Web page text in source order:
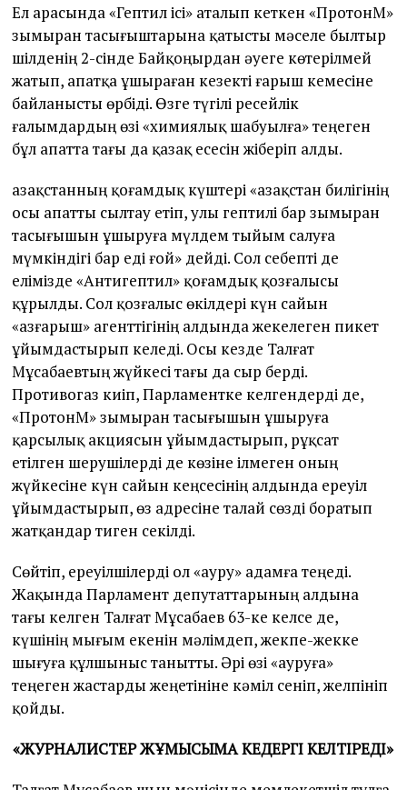
Ел арасында «Гептил ісі» аталып кеткен «ПротонМ»
зымыран тасығыштарына қатысты мәселе былтыр
шілденің 2-сінде Байқоңырдан әуеге көтерілмей
жатып, апатқа ұшыраған кезекті ғарыш кемесіне
байланысты өрбіді. Өзге түгілі ресейлік
ғалымдардың өзі «химиялық шабуылға» теңеген
бұл апатта тағы да қазақ есесін жіберіп алды.
Қазақстанның қоғамдық күштері «Қазақстан билігінің
осы апатты сылтау етіп, улы гептилі бар зымыран
тасығышын ұшыруға мүлдем ты­йым салуға
мүмкіндігі бар еді ғой» дейді. Сол себепті де
елімізде «Антигептил» қоғамдық қозғалысы
құрылды. Сол қозғалыс өкілдері күн сайын
«Қазғарыш» агенттігінің алдында жекелеген пикет
ұйымдастырып келеді. Осы кезде Талғат
Мұсабаевтың жүйкесі тағы да сыр берді.
Противогаз киіп, Парламентке келгендерді де,
«ПротонМ» зымыран тасығышын ұшыруға
қарсылық акциясын ұйымдастырып, рұқсат
етілген шерушілерді де көзіне ілмеген оның
жүйкесіне күн сайын кеңсесінің алдында ереуіл
ұйымдастырып, өз адресіне талай сөзді боратып
жатқандар тиген секілді.
Сөйтіп, ереуілшілерді ол «ауру» адамға теңеді.
Жақында Парламент депутаттарының алдына
тағы келген Талғат Мұсабаев 63-ке келсе де,
күшінің мығым екенін мәлімдеп, жекпе-жекке
шығуға құлшыныс танытты. Әрі өзі «ауруға»
теңеген жастарды жеңетініне кәміл сеніп, желпініп
қойды.
«ЖУРНАЛИСТЕР ЖҰМЫСЫМА КЕДЕРГІ КЕЛТІРЕДІ»